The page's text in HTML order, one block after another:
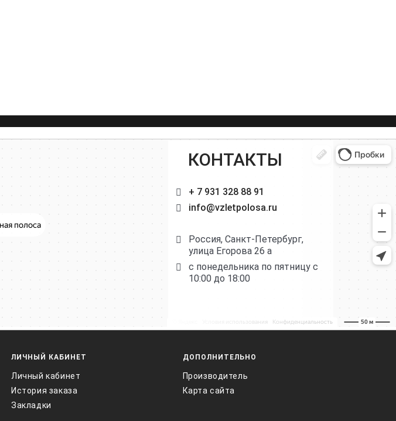
КОНТАКТЫ
+ 7 931 328 88 91
info@vzletpolosa.ru
Россия, Санкт-Петербург,
улица Егорова 26 а
с понедельника по пятницу с
10:00 до 18:00
ЛИЧНЫЙ КАБИНЕТ
Личный кабинет
История заказа
Закладки
ДОПОЛНИТЕЛЬНО
Производитель
Карта сайта